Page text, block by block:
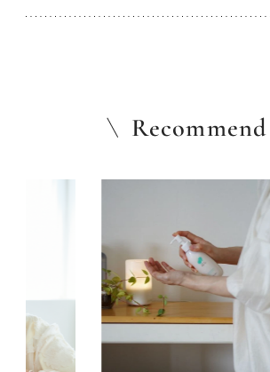
Recommend